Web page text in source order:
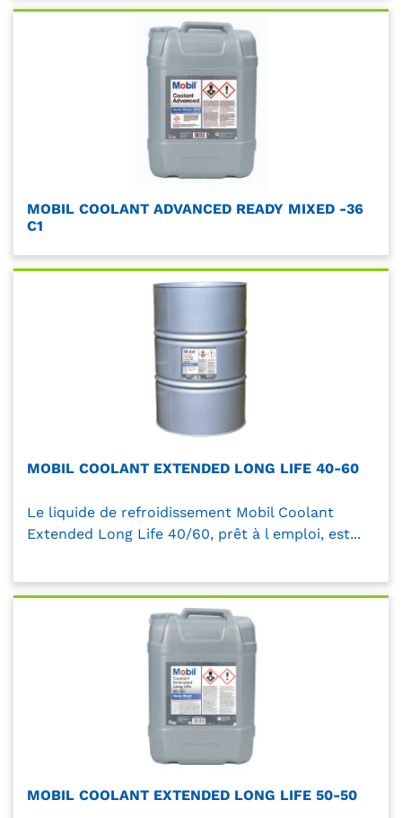
MOBIL COOLANT ADVANCED READY MIXED -36
C1
MOBIL COOLANT EXTENDED LONG LIFE 40-60
Le liquide de refroidissement Mobil Coolant
Extended Long Life 40/60, prêt à l emploi, est...
MOBIL COOLANT EXTENDED LONG LIFE 50-50